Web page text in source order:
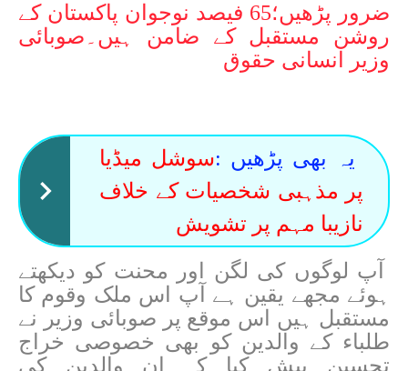
ضرور پڑھیں؛65 فیصد نوجوان پاکستان کے
روشن مستقبل کے ضامن ہیں۔صوبائی
وزیر انسانی حقوق
یہ بھی پڑھیں :سوشل میڈیا
پر مذہبی شخصیات کے خلاف
نازیبا مہم پر تشویش
آپ لوگوں کی لگن اور محنت کو دیکھتے
ہوئے مجھے یقین ہے آپ اس ملک وقوم کا
مستقبل ہیں اس موقع پر صوبائی وزیر نے
طلباء کے والدین کو بھی خصوصی خراج
تحسین پیش کیا کہ ان والدین کی